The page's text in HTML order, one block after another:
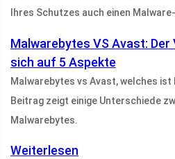
Ihres Schutzes auch einen
Malwarebytes VS Avast:
sich auf 5 Aspekte
Malwarebytes vs Avast, welches
Beitrag zeigt einige Unterschiede
Malwarebytes.
Weiterlesen